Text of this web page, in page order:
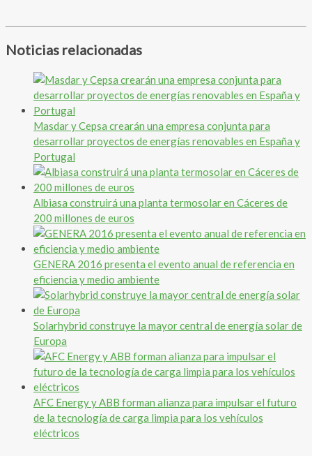
Noticias relacionadas
Masdar y Cepsa crearán una empresa conjunta para
desarrollar proyectos de energías renovables en España y
Portugal
Albiasa construirá una planta termosolar en Cáceres de
200 millones de euros
GENERA 2016 presenta el evento anual de referencia en
eficiencia y medio ambiente
Solarhybrid construye la mayor central de energía solar de
Europa
AFC Energy y ABB forman alianza para impulsar el futuro
de la tecnología de carga limpia para los vehículos
eléctricos